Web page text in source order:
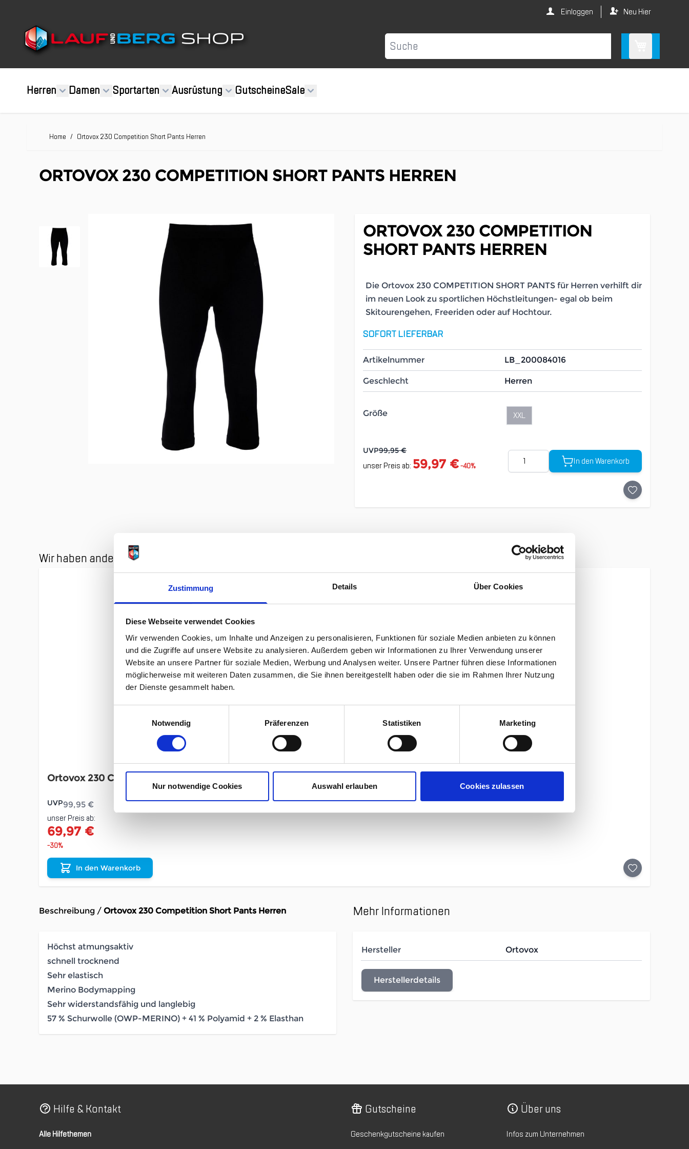
Zustimmung Details Über Cookies
Diese Webseite verwendet Cookies
Wir verwenden Cookies, um Inhalte und Anzeigen zu personalisieren, Funktionen für soziale Medien anbieten zu können
und die Zugriffe auf unsere Website zu analysieren. Außerdem geben wir Informationen zu Ihrer Verwendung unserer
Website an unsere Partner für soziale Medien, Werbung und Analysen weiter. Unsere Partner führen diese Informationen
möglicherweise mit weiteren Daten zusammen, die Sie ihnen bereitgestellt haben oder die sie im Rahmen Ihrer Nutzung
der Dienste gesammelt haben.
Notwendig
Präferenzen Statistiken Marketing
Nur notwendige Cookies Auswahl erlauben Cookies zulassen
Einloggen Neu Hier
Suche
Herren Damen Sportarten Ausrüstung GutscheineSale
Home / Ortovox 230 Competition Short Pants Herren
ORTOVOX 230 COMPETITION SHORT PANTS HERREN
ORTOVOX 230 COMPETITION
SHORT PANTS HERREN
Die Ortovox 230 COMPETITION SHORT PANTS für Herren verhilft dir
im neuen Look zu sportlichen Höchstleitungen- egal ob beim
Skitourengehen, Freeriden oder auf Hochtour.
SOFORT LIEFERBAR
Artikelnummer LB_200084016
Geschlecht Herren
Größe XXL
UVP99,95 €
unser Preis ab: 59,97 €-40%
Menge In den Warenkorb
Clicken, um das Karussell zu überspringen
Wir haben andere Produkte gefunden, die Ihnen gefallen könnten!
Ortovox 230 Competition Short Pants Herren petrol
UVP99,95 €
unser Preis ab:
69,97 €
-30%
In den Warenkorb
Beschreibung / Ortovox 230 Competition Short Pants Herren
Höchst atmungsaktiv
schnell trocknend
Sehr elastisch
Merino Bodymapping
Sehr widerstandsfähig und langlebig
57 % Schurwolle (OWP-MERINO) + 41 % Polyamid + 2 % Elasthan
Mehr Informationen
Hersteller Ortovox
Herstellerdetails
Hilfe & Kontakt
Alle Hilfethemen
Gutscheine
Geschenkgutscheine kaufen
Über uns
Infos zum Unternehmen